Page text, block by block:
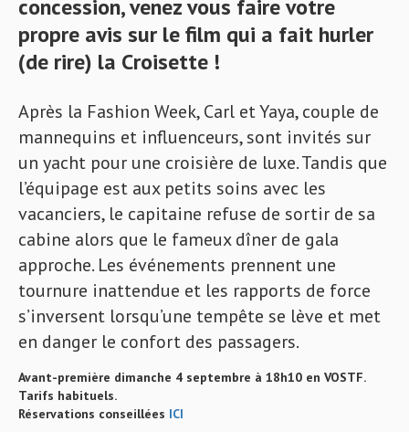
concession, venez vous faire votre
propre avis sur le film qui a fait hurler
(de rire) la Croisette !
Après la Fashion Week, Carl et Yaya, couple de
mannequins et influenceurs, sont invités sur
un yacht pour une croisière de luxe. Tandis que
l’équipage est aux petits soins avec les
vacanciers, le capitaine refuse de sortir de sa
cabine alors que le fameux dîner de gala
approche. Les événements prennent une
tournure inattendue et les rapports de force
s’inversent lorsqu’une tempête se lève et met
en danger le confort des passagers.
Avant-première dimanche 4 septembre à 18h10 en VOSTF.
Tarifs habituels.
Réservations conseillées ICI